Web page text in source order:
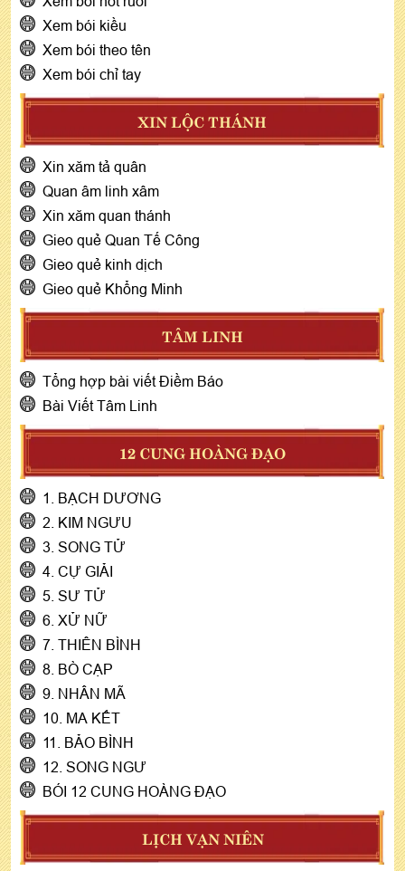
Xem bói kiều
Xem bói theo tên
Xem bói chỉ tay
XIN LỘC THÁNH
Xin xăm tả quân
Quan âm linh xâm
Xin xăm quan thánh
Gieo quẻ Quan Tế Công
Gieo quẻ kinh dịch
Gieo quẻ Khổng Minh
TÂM LINH
Tổng hợp bài viết Điềm Báo
Bài Viết Tâm Linh
12 CUNG HOÀNG ĐẠO
1. BẠCH DƯƠNG
2. KIM NGƯU
3. SONG TỬ
4. CỰ GIẢI
5. SƯ TỬ
6. XỬ NỮ
7. THIÊN BÌNH
8. BÒ CẠP
9. NHÂN MÃ
10. MA KẾT
11. BẢO BÌNH
12. SONG NGƯ
BÓI 12 CUNG HOÀNG ĐẠO
LỊCH VẠN NIÊN